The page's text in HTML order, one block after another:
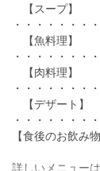
【スープ】
・・・・・・・
【魚料理】
・・・・・・・
【肉料理】
・・・・・・・
【デザート】
・・・・・・・
【食後のお飲み物
詳しいメニュー